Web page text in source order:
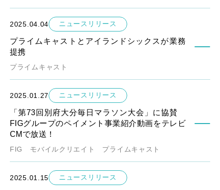
2025.04.04 ニュースリリース
プライムキャストとアイランドシックスが業務
提携
プライムキャスト
2025.01.27 ニュースリリース
「第73回別府大分毎日マラソン大会」に協賛
FIGグループのペイメント事業紹介動画をテレビ
CMで放送！
FIG モバイルクリエイト プライムキャスト
2025.01.15 ニュースリリース